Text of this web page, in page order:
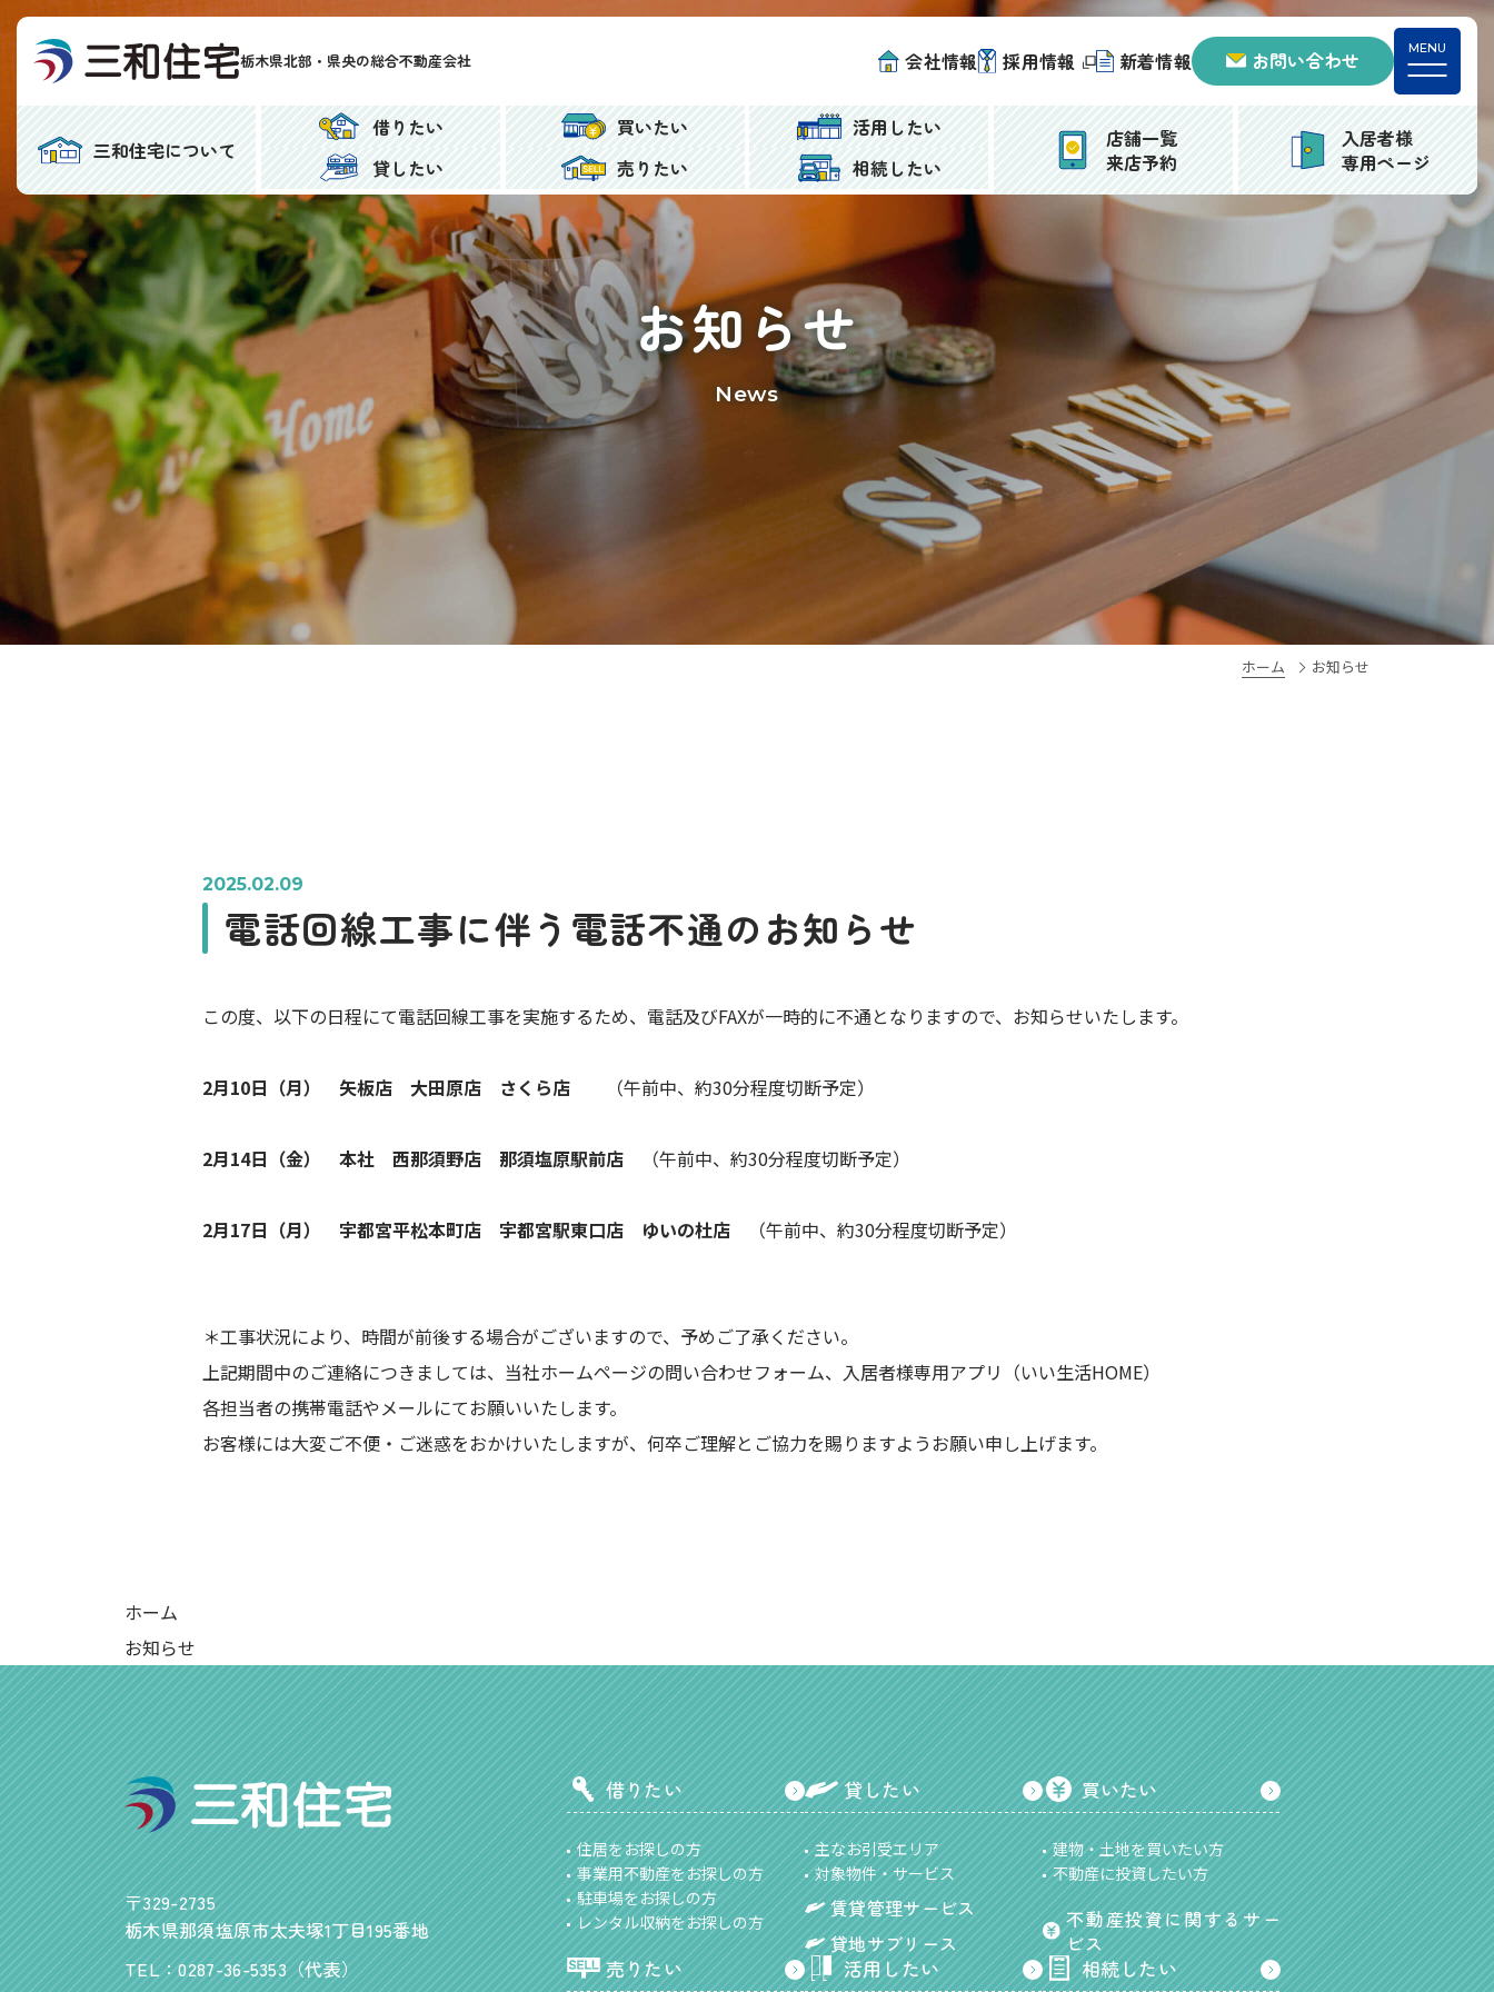
栃木県北部・ 県央の総合不動産会社 会社情報 採用情報 新着情報 お問い合わせ
三和住宅について
借りたい
貸したい
買いたい
売りたい
活用したい
相続したい
店舗一覧
来店予約
入居者様
専用ページ
お知らせ
News
ホーム お知らせ
2025.02.09
電話回線工事に伴う電話不通のお知らせ
この度、以下の日程にて電話回線工事を実施するため、電話及びFAXが一時的に不通となりますので、お知らせいたします。
2月10日（月） 矢板店 大田原店 さくら店 （午前中、約30分程度切断予定）
2月14日（金） 本社 西那須野店 那須塩原駅前店 （午前中、約30分程度切断予定）
2月17日（月） 宇都宮平松本町店 宇都宮駅東口店 ゆいの杜店 （午前中、約30分程度切断予定）
＊工事状況により、時間が前後する場合がございますので、予めご了承ください。
上記期間中のご連絡につきましては、当社ホームページの問い合わせフォーム、入居者様専用アプリ（いい生活HOME）
各担当者の携帯電話やメールにてお願いいたします。
お客様には大変ご不便・ご迷惑をおかけいたしますが、何卒ご理解とご協力を賜りますようお願い申し上げます。
ホーム
お知らせ
〒329-2735
栃木県那須塩原市太夫塚1丁目195番地
TEL：0287-36-5353（代表）
借りたい
住居をお探しの方
事業用不動産をお探しの方
駐車場をお探しの方
レンタル収納をお探しの方
貸したい
主なお引受エリア
対象物件・サービス
賃貸管理サービス
貸地サブリース
買いたい
建物・土地を買いたい方
不動産に投資したい方
不動産投資に関するサー
ビス
売りたい 活用したい 相続したい